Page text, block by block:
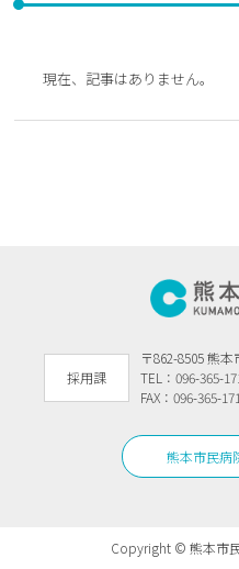
現在、記事はありません。
採用課
〒862-8505 熊
TEL：096-365-
FAX：096-365-
Copyright © 熊本市
熊本市民病